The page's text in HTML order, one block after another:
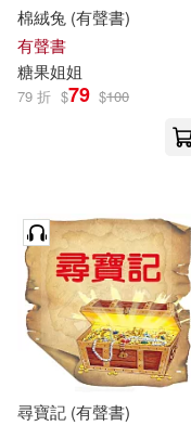
棉絨兔 (有聲書)
有聲書
糖果姐姐
79 折 $79 $100
尋寶記 (有聲書)